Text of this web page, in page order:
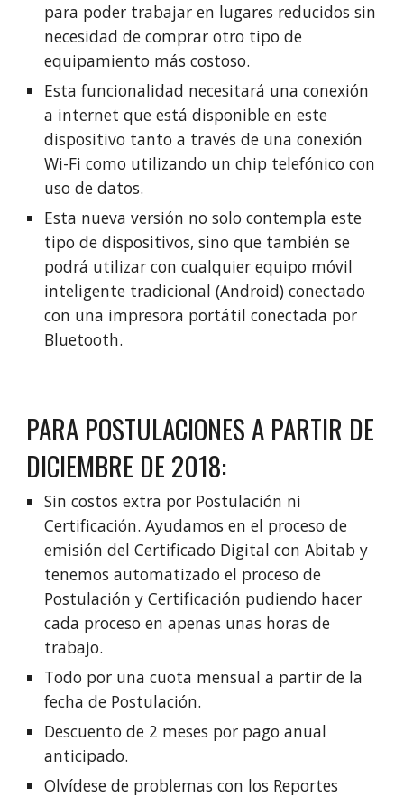
para poder trabajar en lugares reducidos sin
necesidad de comprar otro tipo de
equipamiento más costoso.
Esta funcionalidad necesitará una conexión
a internet que está disponible en este
dispositivo tanto a través de una conexión
Wi-Fi como utilizando un chip telefónico con
uso de datos.
Esta nueva versión no solo contempla este
tipo de dispositivos, sino que también se
podrá utilizar con cualquier equipo móvil
inteligente tradicional (Android) conectado
con una impresora portátil conectada por
Bluetooth.
PARA POSTULACIONES A PARTIR DE
DICIEMBRE DE 2018:
Sin costos extra por Postulación ni
Certificación. Ayudamos en el proceso de
emisión del Certificado Digital con Abitab y
tenemos automatizado el proceso de
Postulación y Certificación pudiendo hacer
cada proceso en apenas unas horas de
trabajo.
Todo por una cuota mensual a partir de la
fecha de Postulación.
Descuento de 2 meses por pago anual
anticipado.
Olvídese de problemas con los Reportes